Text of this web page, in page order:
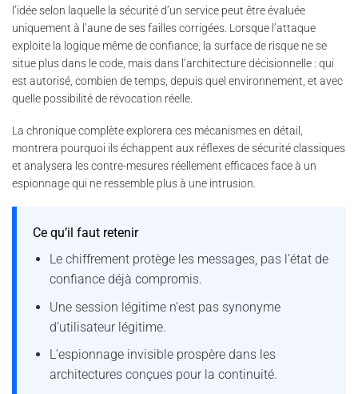
l’idée selon laquelle la sécurité d’un service peut être évaluée
uniquement à l’aune de ses failles corrigées. Lorsque l’attaque
exploite la logique même de confiance, la surface de risque ne se
situe plus dans le code, mais dans l’architecture décisionnelle : qui
est autorisé, combien de temps, depuis quel environnement, et avec
quelle possibilité de révocation réelle.
La chronique complète explorera ces mécanismes en détail,
montrera pourquoi ils échappent aux réflexes de sécurité classiques
et analysera les contre-mesures réellement efficaces face à un
espionnage qui ne ressemble plus à une intrusion.
Ce qu’il faut retenir
Le chiffrement protège les messages, pas l’état de
confiance déjà compromis.
Une session légitime n’est pas synonyme
d’utilisateur légitime.
L’espionnage invisible prospère dans les
architectures conçues pour la continuité.